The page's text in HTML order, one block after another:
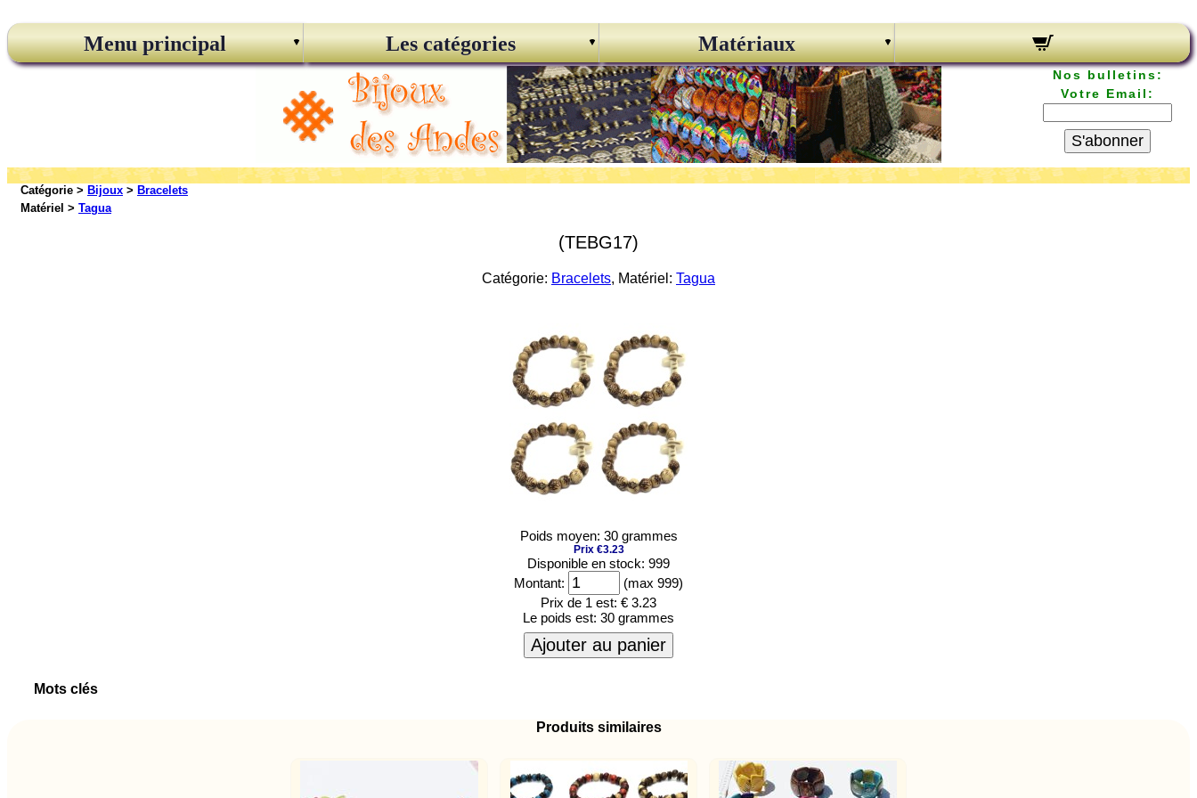
Menu principal Les catégories Matériaux
Nos bulletins:
Votre Email:
S'abonner
Catégorie > Bijoux > Bracelets
Matériel > Tagua
(TEBG17)
Catégorie: Bracelets, Matériel: Tagua
Poids moyen: 30 grammes
Prix €3.23
Disponible en stock: 999
Montant:
(max 999)
Prix de 1 est: € 3.23
Le poids est: 30 grammes
Ajouter au panier
Mots clés
Produits similaires